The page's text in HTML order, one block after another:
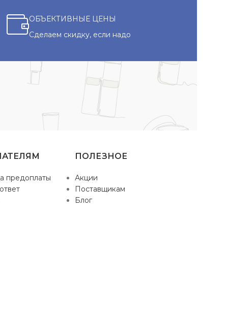
ОБЪЕКТИВНЫЕ ЦЕНЫ
Сделаем скидку, если надо
предоплаты
ПОЛЕЗНОЕ
Акции
Поставщикам
Блог